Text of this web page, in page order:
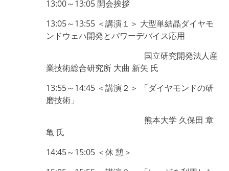
13:00～13:05 開会挨拶
13:05～13:55 ＜講演１＞ 大型単結晶ダイヤモ
ンドウェハ開発とパワーデバイス応用
国立研究開発法人産
業技術総合研究所 大曲 新矢 氏
13:55～14:45 ＜講演２＞ 「ダイヤモンドの研
磨技術」
熊本大学 久保田 章
亀 氏
14:45～15:05 ＜休 憩＞